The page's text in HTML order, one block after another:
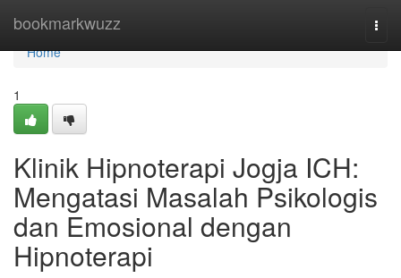
bookmarkwuzz
Home
Home
1
Klinik Hipnoterapi Jogja ICH:
Mengatasi Masalah Psikologis
dan Emosional dengan
Hipnoterapi